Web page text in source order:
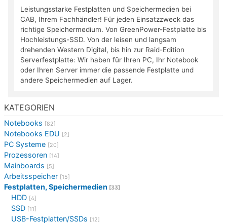
KATEGORIEN
Notebooks [82]
Notebooks EDU [2]
PC Systeme [20]
Prozessoren [14]
Mainboards [5]
Arbeitsspeicher [15]
Festplatten, Speichermedien [33]
HDD [4]
SSD [11]
USB-Festplatten/SSDs [12]
Leistungsstarke Festplatten und Speichermedien bei
CAB, Ihrem Fachhändler! Für jeden Einsatzzweck das
richtige Speichermedium. Von GreenPower-Festplatte bis
Hochleistungs-SSD. Von der leisen und langsam
drehenden Western Digital, bis hin zur Raid-Edition
Serverfestplatte: Wir haben für Ihren PC, Ihr Notebook
oder Ihren Server immer die passende Festplatte und
andere Speichermedien auf Lager.